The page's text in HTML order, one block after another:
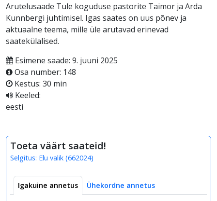
Arutelusaade Tule koguduse pastorite Taimor ja Arda
Kunnbergi juhtimisel. Igas saates on uus põnev ja
aktuaalne teema, mille üle arutavad erinevad
saatekülalised.
Esimene saade: 9. juuni 2025
Osa number: 148
Kestus: 30 min
Keeled:
eesti
Toeta väärt saateid!
Selgitus: Elu valik (662024)
Igakuine annetus Ühekordne annetus